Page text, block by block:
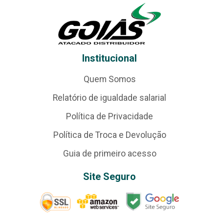
Institucional
Quem Somos
Relatório de igualdade salarial
Política de Privacidade
Política de Troca e Devolução
Guia de primeiro acesso
Site Seguro